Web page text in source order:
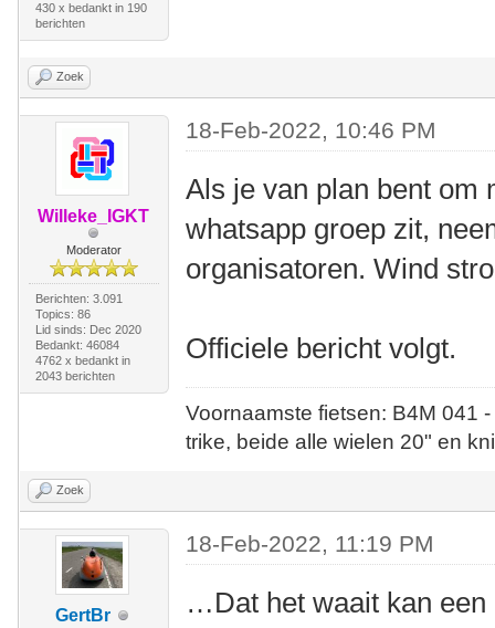
430 x bedankt in 190
berichten
Zoek
Willeke_IGKT
Moderator
Berichten: 3.091
Topics: 86
Lid sinds: Dec 2020
Bedankt: 46084
4762 x bedankt in
2043 berichten
18-Feb-2022, 10:46 PM
Als je van plan bent om
whatsapp groep zit,
organisatoren. Wind
Officiele bericht volgt.
Voornaamste fietsen: B4M
trike, beide alle wielen 20" en
Zoek
GertBr
18-Feb-2022, 11:19 PM
…Dat het waait kan een